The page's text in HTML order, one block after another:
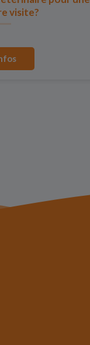
visite?